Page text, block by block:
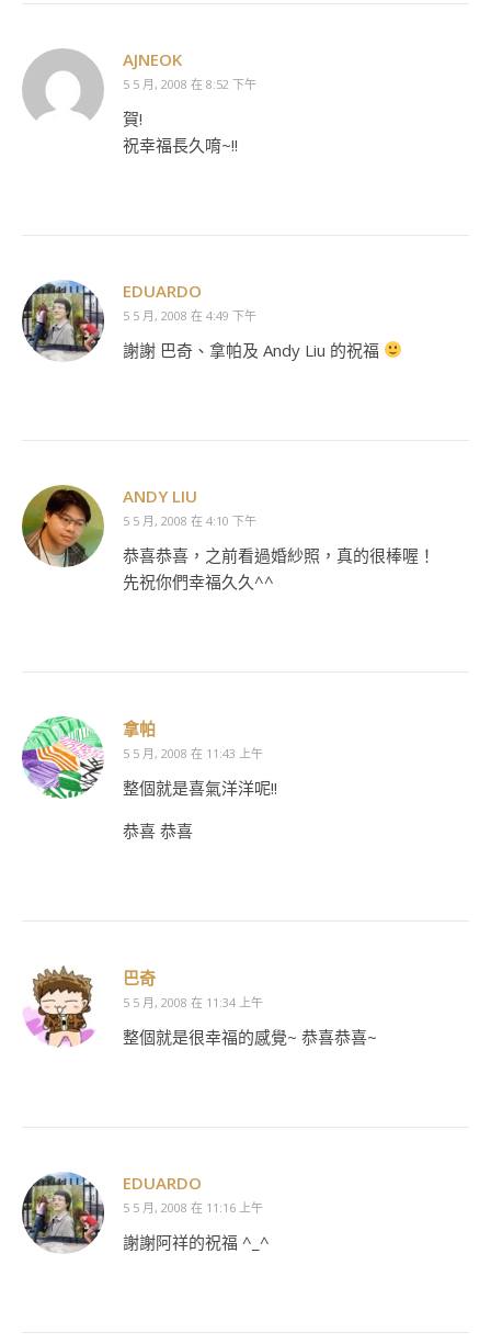
AJNEOK
5 5 月, 2008 在 8:52 下午
賀!
祝幸福長久唷~!!
EDUARDO
5 5 月, 2008 在 4:49 下午
謝謝 巴奇、拿帕及 Andy Liu 的祝福
ANDY LIU
5 5 月, 2008 在 4:10 下午
恭喜恭喜，之前看過婚紗照，真的很棒喔！
先祝你們幸福久久^^
拿帕
5 5 月, 2008 在 11:43 上午
整個就是喜氣洋洋呢!!
恭喜 恭喜
巴奇
5 5 月, 2008 在 11:34 上午
整個就是很幸福的感覺~ 恭喜恭喜~
EDUARDO
5 5 月, 2008 在 11:16 上午
謝謝阿祥的祝福 ^_^